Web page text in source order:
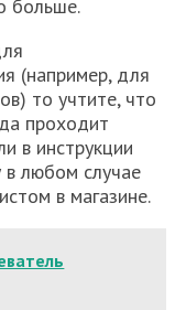
больше.
(например, для
то учтите, что
проходит
в инструкции
любом случае
в магазине.